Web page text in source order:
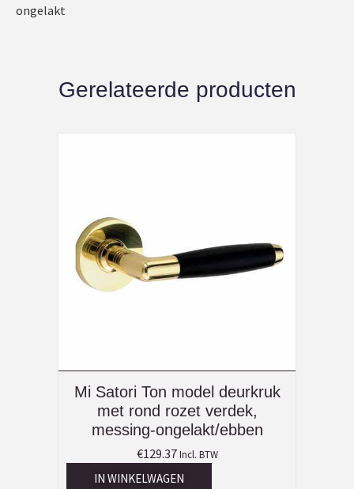
ongelakt
Gerelateerde producten
Mi Satori Ton model deurkruk
met rond rozet verdek,
messing-ongelakt/ebben
€129.37 Incl. BTW
IN WINKELWAGEN